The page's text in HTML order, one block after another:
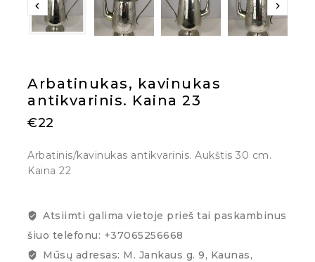
Arbatinukas, kavinukas
antikvarinis. Kaina 23
€22
Arbatinis/kavinukas antikvarinis. Aukštis 30 cm.
Kaina 22
Atsiimti galima vietoje prieš tai paskambinus
šiuo telefonu: +37065256668
Mūsų adresas: M. Jankaus g. 9, Kaunas,